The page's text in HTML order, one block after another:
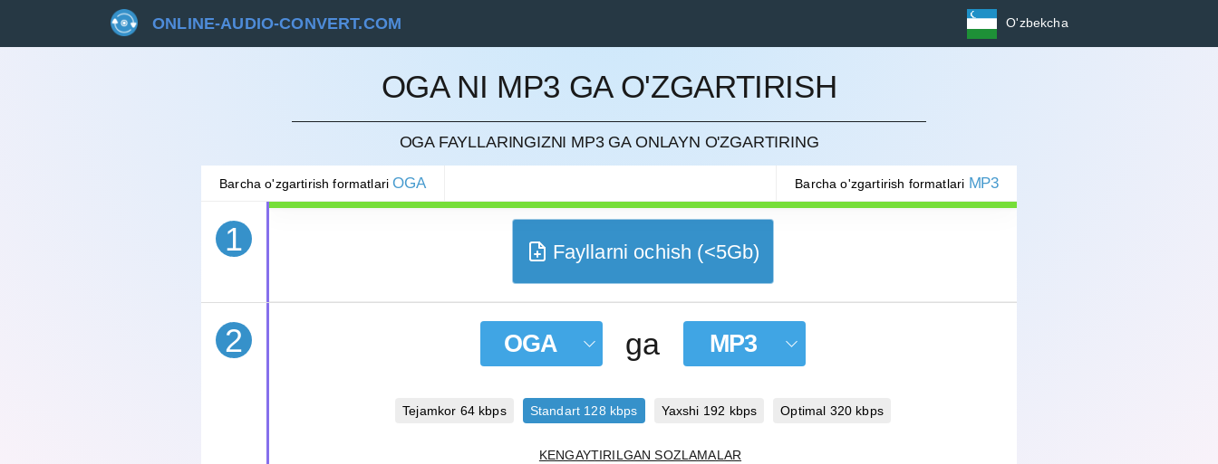
ONLINE-AUDIO-CONVERT.COM O'zbekcha
OGA NI MP3 GA O'ZGARTIRISH
OGA FAYLLARINGIZNI MP3 GA ONLAYN O'ZGARTIRING
Barcha o'zgartirish formatlariOGA Barcha o'zgartirish formatlari MP3
1
BEKOR QILISH
Fayllarni ochish (<5Gb)
2 OGA ga MP3
Tejamkor 64 kbps Standart 128 kbps Yaxshi 192 kbps Optimal 320 kbps
KENGAYTIRILGAN SOZLAMALAR